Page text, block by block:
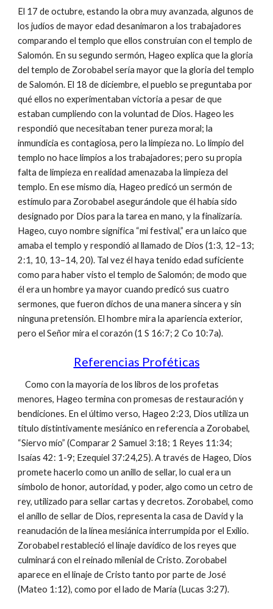
El 17 de octubre, estando la obra muy avanzada, algunos de
los judíos de mayor edad desanimaron a los trabajadores
comparando el templo que ellos construían con el templo de
Salomón. En su segundo sermón, Hageo explica que la gloria
del templo de Zorobabel sería mayor que la gloria del templo
de Salomón. El 18 de diciembre, el pueblo se preguntaba por
qué ellos no experimentaban victoria a pesar de que
estaban cumpliendo con la voluntad de Dios. Hageo les
respondió que necesitaban tener pureza moral; la
inmundicia es contagiosa, pero la limpieza no. Lo limpio del
templo no hace limpios a los trabajadores; pero su propia
falta de limpieza en realidad amenazaba la limpieza del
templo. En ese mismo día, Hageo predicó un sermón de
estímulo para Zorobabel asegurándole que él había sido
designado por Dios para la tarea en mano, y la finalizaría.
Hageo, cuyo nombre significa “mi festival,” era un laico que
amaba el templo y respondió al llamado de Dios (1:3, 12–13;
2:1, 10, 13–14, 20). Tal vez él haya tenido edad suficiente
como para haber visto el templo de Salomón; de modo que
él era un hombre ya mayor cuando predicó sus cuatro
sermones, que fueron dichos de una manera sincera y sin
ninguna pretensión. El hombre mira la apariencia exterior,
pero el Señor mira el corazón (1 S 16:7; 2 Co 10:7a).
Referencias Proféticas
Como con la mayoría de los libros de los profetas
menores, Hageo termina con promesas de restauración y
bendiciones. En el último verso, Hageo 2:23, Dios utiliza un
título distintivamente mesiánico en referencia a Zorobabel,
“Siervo mío” (Comparar 2 Samuel 3:18; 1 Reyes 11:34;
Isaías 42: 1-9; Ezequiel 37:24,25). A través de Hageo, Dios
promete hacerlo como un anillo de sellar, lo cual era un
símbolo de honor, autoridad, y poder, algo como un cetro de
rey, utilizado para sellar cartas y decretos. Zorobabel, como
el anillo de sellar de Dios, representa la casa de David y la
reanudación de la línea mesiánica interrumpida por el Exilio.
Zorobabel restableció el linaje davídico de los reyes que
culminará con el reinado milenial de Cristo. Zorobabel
aparece en el linaje de Cristo tanto por parte de José
(Mateo 1:12), como por el lado de María (Lucas 3:27).